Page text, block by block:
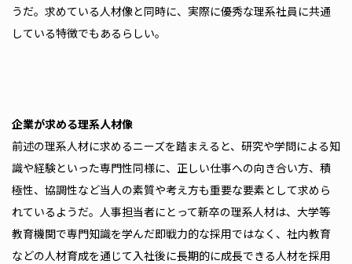
うだ。求めている人材像と同時に、実際に優秀な理系社員に共通
している特徴でもあるらしい。
――企業が求める理系人材像
前述の理系人材に求めるニーズを踏まえると、研究や学問による知
識や経験といった専門性同様に、正しい仕事への向き合い方、積
極性、協調性など当人の素質や考え方も重要な要素として求めら
れているようだ。人事担当者にとって新卒の理系人材は、大学等
教育機関で専門知識を学んだ即戦力的な採用ではなく、社内教育
などの人材育成を通じて入社後に長期的に成長できる人材を採用